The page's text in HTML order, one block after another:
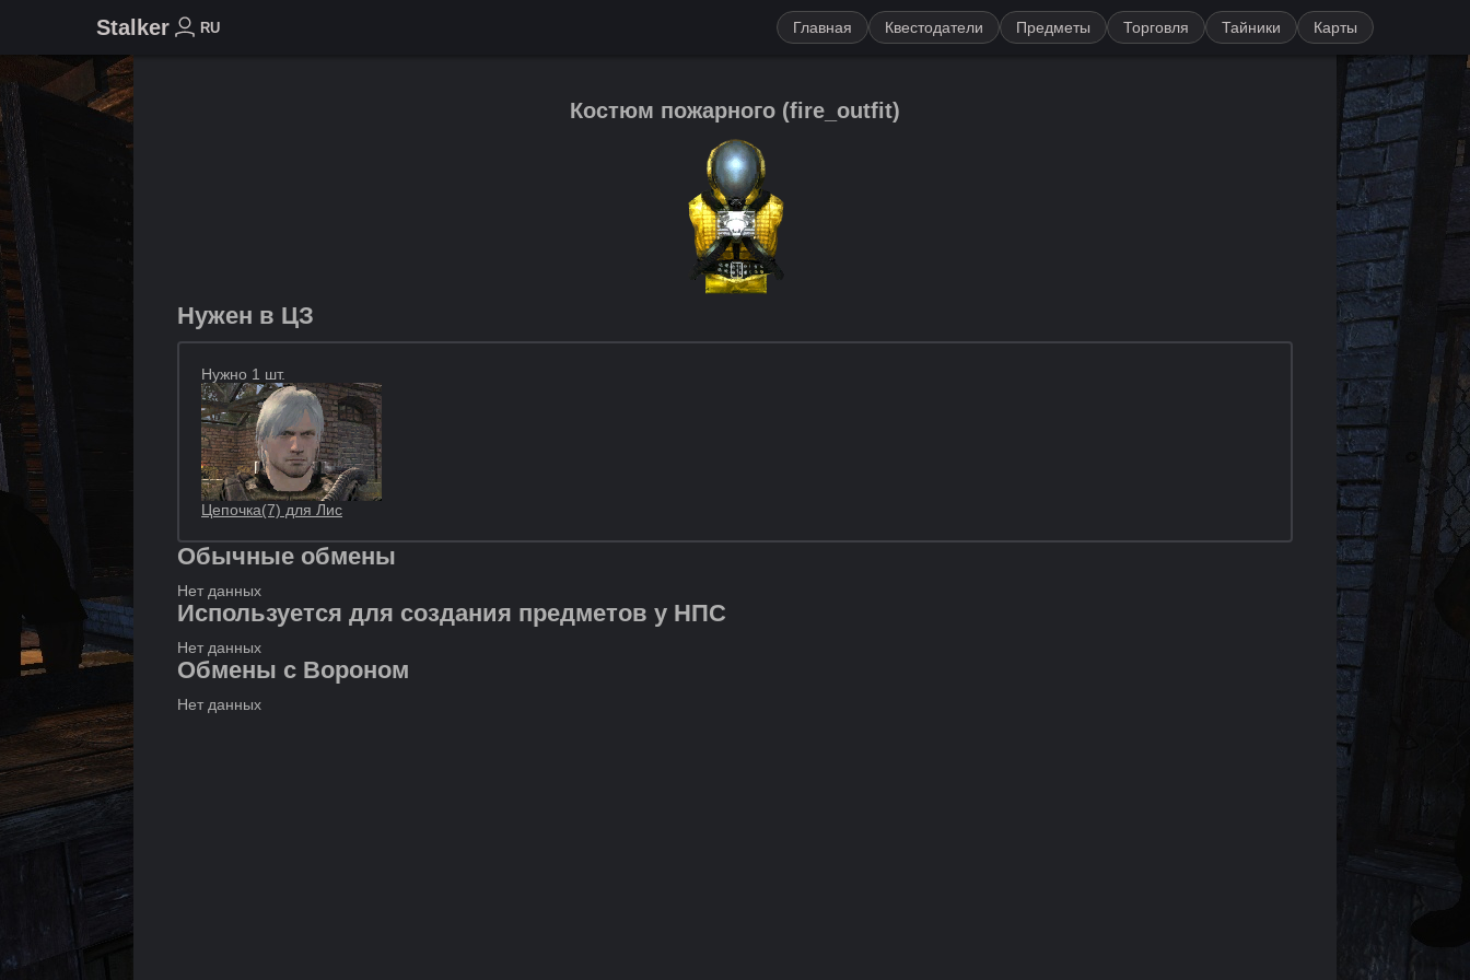
Stalker RU Главная Квестодатели Предметы Торговля Тайники Карты
Костюм пожарного (fire_outfit)
Нужен в ЦЗ
Нужно 1 шт.
Цепочка(7) для Лис
Обычные обмены
Нет данных
Используется для создания предметов у НПС
Нет данных
Обмены с Вороном
Нет данных